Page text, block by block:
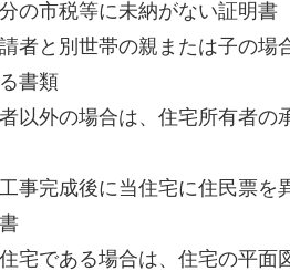
の市税等に未納がない証明
者と別世帯の親または子の場
書類
以外の場合は、住宅所有者の
事完成後に当住宅に住民票を
宅である場合は、住宅の平面